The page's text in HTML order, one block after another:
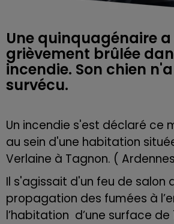
Une quinquagénaire a
grièvement brûlée
incendie. Son chien
survécu.
Un incendie s'est déclaré ce
au sein d'une habitation
Verlaine à Tagnon. (
Il s'agissait d'un feu de salon
propagation des fumées à
l’habitation d’une surface de